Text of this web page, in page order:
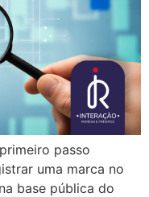
passo
uma marca no
base pública do